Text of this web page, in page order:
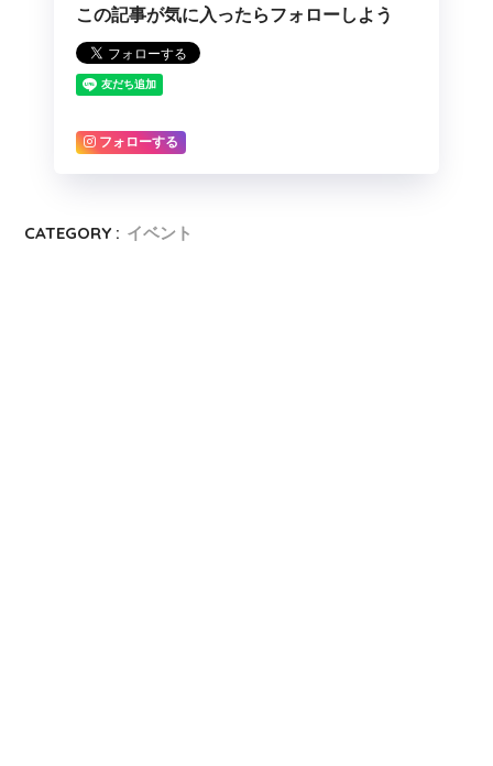
この記事が気に入ったらフォローしよう
フォローする
CATEGORY : イベント